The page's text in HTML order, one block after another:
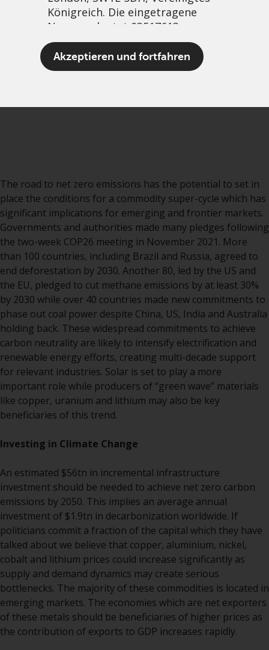
Königreich. Die eingetragene
Nummer lautet 03517613.
Asset Management LLP, von den
US Securities and Exchange
Commission zugelassen und
reguliert werden Exchange
Commission („SEC“); RWC Asset
Advisors (US) LLC, das bei der SEC
registriert ist; RWC Singapore
(Pte) Limited, die von der
Monetary Authority of Singapore
als lizenzierte
Fondsverwaltungsgesellschaft
lizenziert ist; Redwheel Australia
Pty Ltd ist ein australischer
Finanzdienstleistungslizenznehmer
bei der Australian Securities and
Investment Commission; und
Redwheel Europe
der dänischen
wird.
Durch den Zugriff auf diese
Website erklären Sie, dass Sie die
folgenden
Geschäftsbedingungen, wie sie
von RWC Partners Limited („RWC“)
herausgegeben wurden, gelesen
und anerkannt haben und damit
einverstanden sind. Diese
Website kann Werbung
enthalten.
Akzeptieren und fortfahren
The Green Wave
9 März, 2022 | 10:47am
The road to net zero emissions has the potential to set in
place the conditions for a commodity super-cycle which has
significant implications for emerging and frontier markets.
Governments and authorities made many pledges following
the two-week COP26 meeting in November 2021. More
than 100 countries, including Brazil and Russia, agreed to
end deforestation by 2030. Another 80, led by the US and
the EU, pledged to cut methane emissions by at least 30%
by 2030 while over 40 countries made new commitments to
phase out coal power despite China, US, India and Australia
holding back. These widespread commitments to achieve
carbon neutrality are likely to intensify electrification and
renewable energy efforts, creating multi-decade support
for relevant industries. Solar is set to play a more
important role while producers of “green wave” materials
like copper, uranium and lithium may also be key
beneficiaries of this trend.
Investing in Climate Change
An estimated $56tn in incremental infrastructure
investment should be needed to achieve net zero carbon
emissions by 2050. This implies an average annual
investment of $1.9tn in decarbonization worldwide. If
politicians commit a fraction of the capital which they have
talked about we believe that copper, aluminium, nickel,
cobalt and lithium prices could increase significantly as
supply and demand dynamics may create serious
bottlenecks. The majority of these commodities is located in
emerging markets. The economies which are net exporters
of these metals should be beneficiaries of higher prices as
the contribution of exports to GDP increases rapidly.